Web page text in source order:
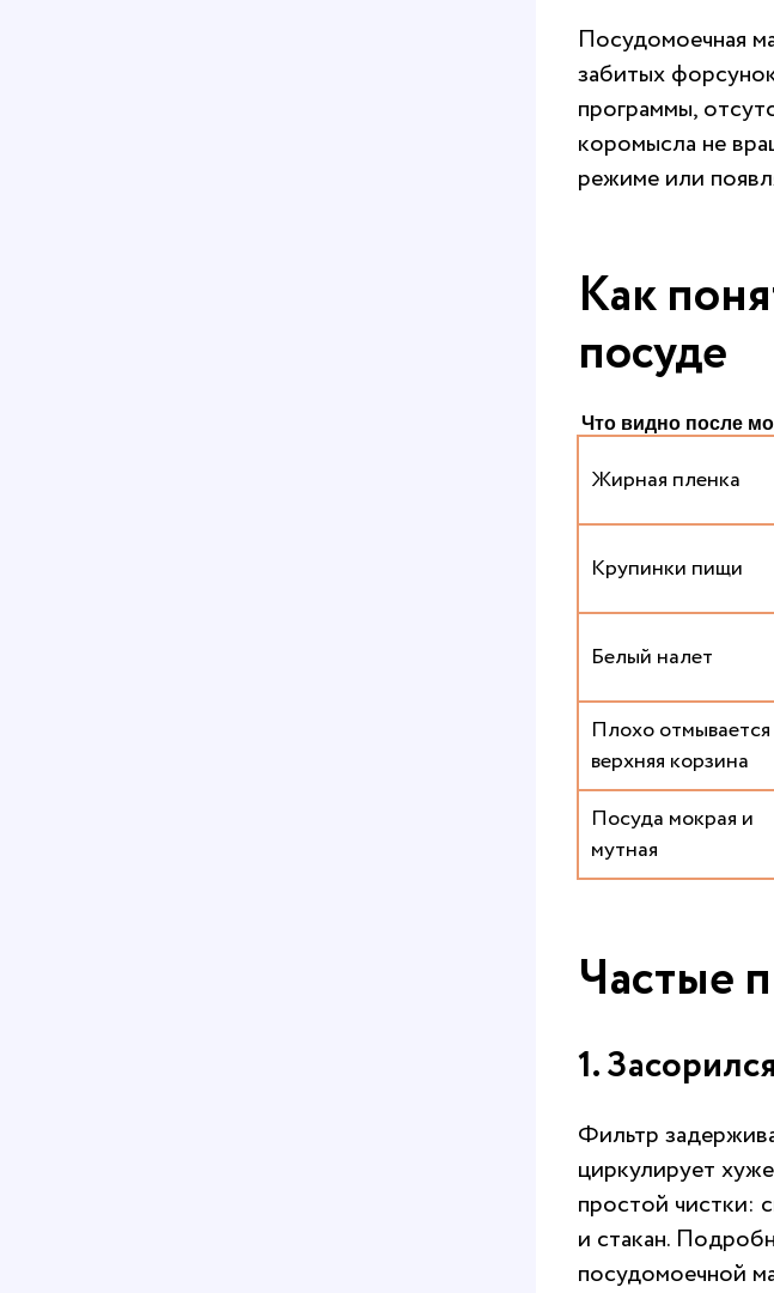
Посудомоечная
забитых
программы,
коромысла не
режиме или
Как
посуде
Что видно после
Жирная пленка
Крупинки пищи
Белый налет
Плохо отмывается
верхняя корзина
Посуда мокрая и
мутная
Частые
1.
Фильтр
циркулирует
простой чистки:
и стакан.
посудомоечной